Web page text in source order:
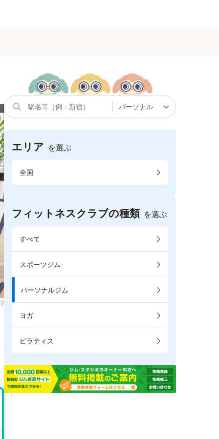
エリア を選ぶ
全国
フィットネスクラブの種類 を選ぶ
すべて
スポーツジム
パーソナルジム
ヨガ
ピラティス